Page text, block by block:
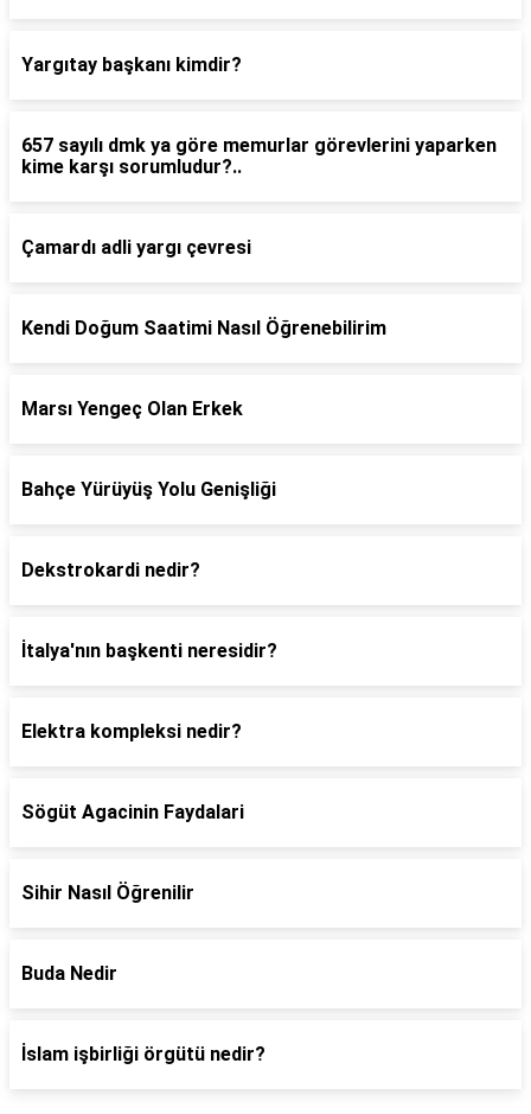
Yargıtay başkanı kimdir?
657 sayılı dmk ya göre memurlar görevlerini yaparken
kime karşı sorumludur?..
Çamardı adli yargı çevresi
Kendi Doğum Saatimi Nasıl Öğrenebilirim
Marsı Yengeç Olan Erkek
Bahçe Yürüyüş Yolu Genişliği
Dekstrokardi nedir?
İtalya'nın başkenti neresidir?
Elektra kompleksi nedir?
Sögüt Agacinin Faydalari
Sihir Nasıl Öğrenilir
Buda Nedir
İslam işbirliği örgütü nedir?